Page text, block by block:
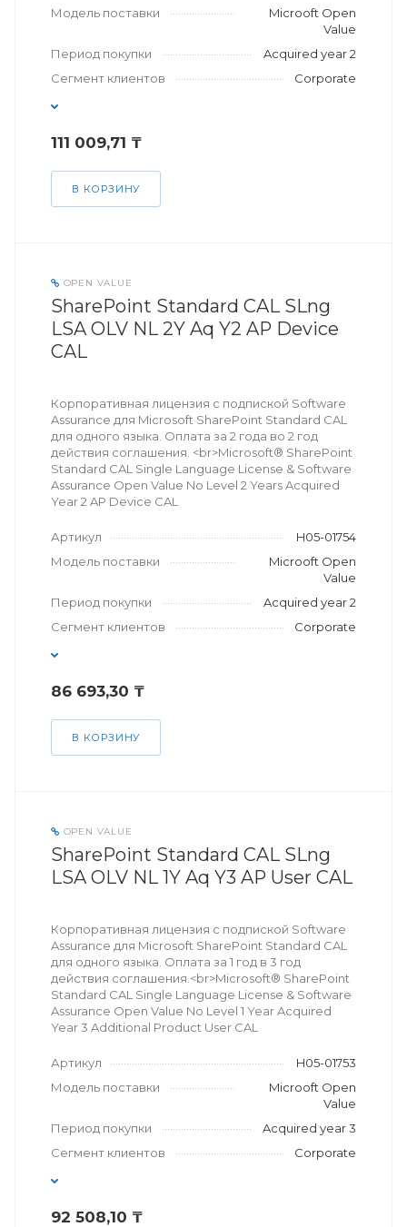
Модель поставки
Microoft Open
Value
Период покупки
Acquired year 2
Сегмент клиентов
Corporate
111 009,71 ₸
В КОРЗИНУ
OPEN VALUE
SharePoint Standard CAL SLng
LSA OLV NL 2Y Aq Y2 AP Device
CAL
Корпоративная лицензия с подпиской Software
Assurance для Microsoft SharePoint Standard CAL
для одного языка. Оплата за 2 года во 2 год
действия соглашения. <br>Microsoft® SharePoint
Standard CAL Single Language License & Software
Assurance Open Value No Level 2 Years Acquired
Year 2 AP Device CAL
Артикул
H05-01754
Модель поставки
Microoft Open
Value
Период покупки
Acquired year 2
Сегмент клиентов
Corporate
86 693,30 ₸
В КОРЗИНУ
OPEN VALUE
SharePoint Standard CAL SLng
LSA OLV NL 1Y Aq Y3 AP User CAL
Корпоративная лицензия с подпиской Software
Assurance для Microsoft SharePoint Standard CAL
для одного языка. Оплата за 1 год в 3 год
действия соглашения.<br>Microsoft® SharePoint
Standard CAL Single Language License & Software
Assurance Open Value No Level 1 Year Acquired
Year 3 Additional Product User CAL
Артикул
H05-01753
Модель поставки
Microoft Open
Value
Период покупки
Acquired year 3
Сегмент клиентов
Corporate
92 508,10 ₸